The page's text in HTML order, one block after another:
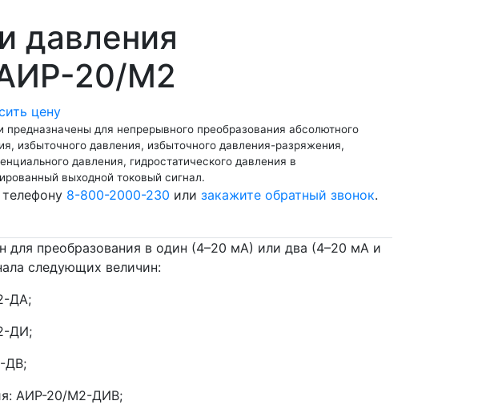
давления
20/М2
цену
предназначены для непрерывного преобразования абсолютного
избыточного давления, избыточного давления-разряжения,
давления, гидростатического давления в
выходной токовый сигнал.
8-800-2000-230 или закажите обратный звонок.
для преобразования в один (4–20 мА) или два (4–20 мА и
следующих величин:
ДА;
ДИ;
ДВ;
АИР-20/М2-ДИВ;